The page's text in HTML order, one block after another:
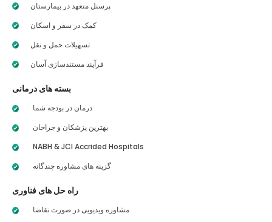
پرسنل متعهد در بیمارستان
کمک در سفر و اسکان
تسهیلات حمل و نقل
فرآیند مستندسازی آسان
بسته های درمانی
درمان در بودجه شما
بهترین پزشکان و جراحان
NABH & JCI Accrided Hospitals
گزینه های مشاوره چندگانه
راه حل های فناوری
مشاوره ویدیویی در صورت تقاضا